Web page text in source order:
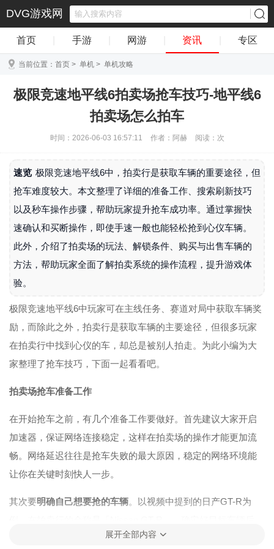
DVG游戏网
首页 手游 网游 资讯 专区
当前位置： 首页 > 单机 > 单机攻略
极限竞速地平线6拍卖场抢车技巧-地平线6
拍卖场怎么拍车
时间：2026-06-03 16:57:11 作者：阿赫 阅读： 次
速览 极限竞速地平线6中，拍卖行是获取车辆的重要途径，但
抢车难度较大。本文整理了详细的准备工作、搜索刷新技巧
以及秒车操作步骤，帮助玩家提升抢车成功率。通过掌握快
速确认和买断操作，即使手速一般也能轻松抢到心仪车辆。
此外，介绍了拍卖场的玩法、解锁条件、购买与出售车辆的
方法，帮助玩家全面了解拍卖系统的操作流程，提升游戏体
验。
极限竞速地平线6中玩家可在主线任务、赛道对局中获取车辆奖
励，而除此之外，拍卖行是获取车辆的主要途径，但很多玩家
在拍卖行中找到心仪的车，却总是被别人拍走。为此小编为大
家整理了抢车技巧，下面一起看看吧。
拍卖场抢车准备工作
在开始抢车之前，有几个准备工作要做好。首先建议大家开启
加速器，保证网络连接稳定，这样在拍卖场的操作才能更加流
畅。网络延迟往往是抢车失败的最大原因，稳定的网络环境能
让你在关键时刻快人一步。
其次要明确自己想要抢的车辆。以视频中提到的日产GT-R为
我们就可以开始操作了。展开全部内容